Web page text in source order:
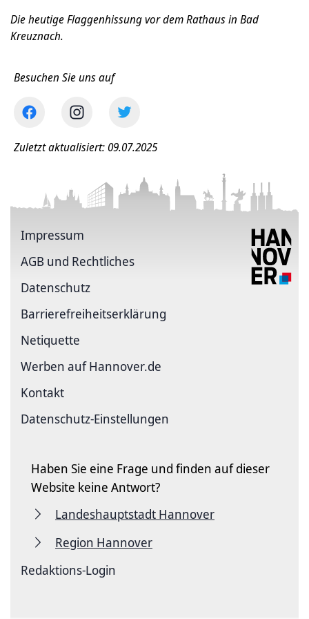
Die heutige Flaggenhissung vor dem Rathaus in Bad
Kreuznach.
Besuchen Sie uns auf
Zuletzt aktualisiert: 09.07.2025
Impressum
AGB und Rechtliches
Datenschutz
Barriere­freiheits­erklärung
Netiquette
Werben auf Hannover.de
Kontakt
Datenschutz-Einstellungen
Haben Sie eine Frage und finden auf dieser
Website keine Antwort?
Landeshauptstadt Hannover
Region Hannover
Redaktions-Login